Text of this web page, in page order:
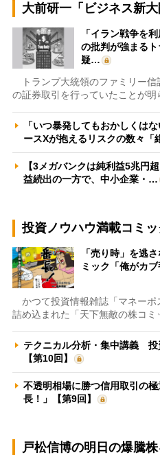
大前研一「ビジネス新
「イラン戦争を
の批判が強まる
疑…
トランプ大統領のファミリー信
の証券取引を行っていたことが明
「いつ暴発してもおかしくは
ースXが抱えるリスクの数々「
【3メガバンクは純利益5兆円
益続出の一方で、中小企業・…
投資ノウハウ満載コミッ
「売り時」を逃
ミック「俺がカブ
かつて投資情報雑誌「マネーポ
詰め込まれた「天下無敵の株コミ
テクニカル分析・集中講義 投
【第10回】
不透明相場に勝つ信用取引の
長！」【第9回】
戸松信博の明日の爆騰株